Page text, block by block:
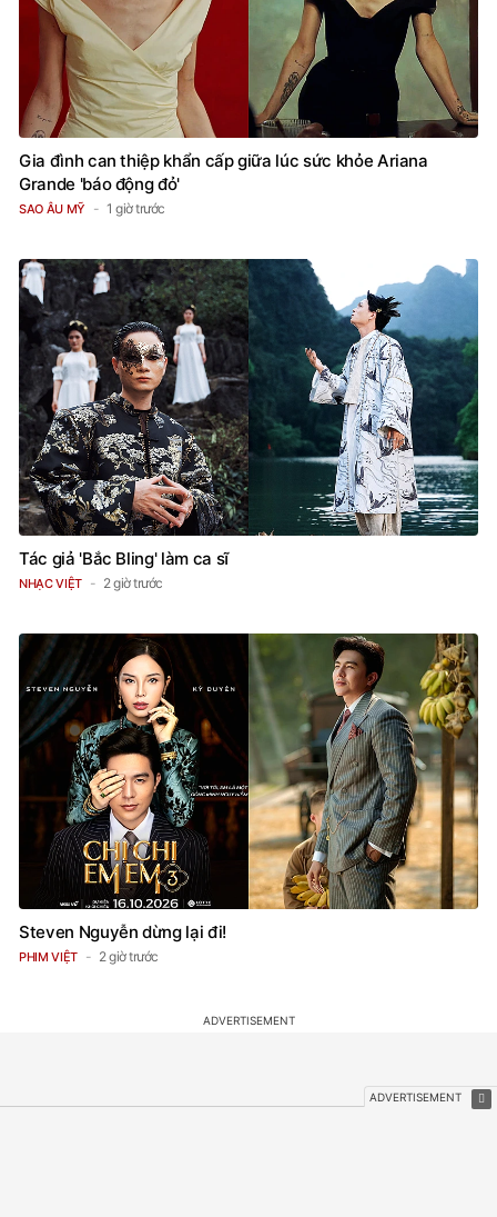
Gia đình can thiệp khẩn cấp giữa lúc sức khỏe Ariana
Grande 'báo động đỏ'
SAO ÂU MỸ 1 giờ trước
Tác giả 'Bắc Bling' làm ca sĩ
NHẠC VIỆT 2 giờ trước
Steven Nguyễn dừng lại đi!
PHIM VIỆT 2 giờ trước